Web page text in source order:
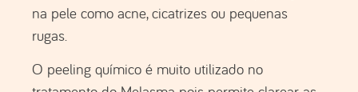
ácidas na pele que promovem a renovação
celular. A escolha dos agentes e a profundidade
tipo de pele e o diagnóstico atribuído.